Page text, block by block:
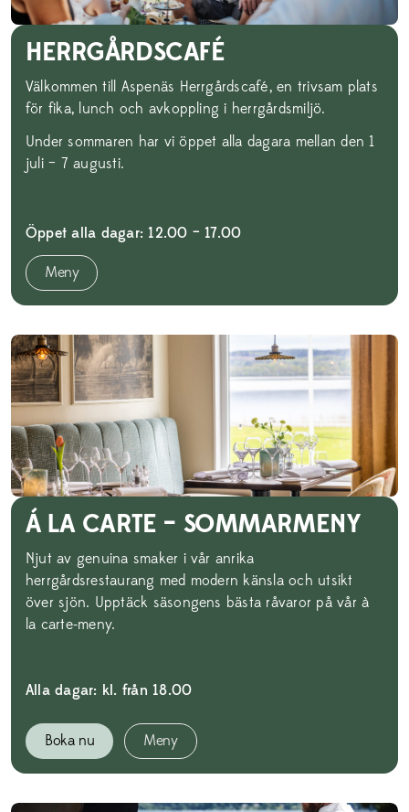
HERRGÅRDSCAFÉ
Välkommen till Aspenäs Herrgårdscafé, en trivsam plats
för fika, lunch och avkoppling i herrgårdsmiljö.
Under sommaren har vi öppet alla dagara mellan den 1
juli – 7 augusti.
Öppet alla dagar: 12.00 – 17.00
Meny
Á LA CARTE – SOMMARMENY
Njut av genuina smaker i vår anrika
herrgårdsrestaurang med modern känsla och utsikt
över sjön. Upptäck säsongens bästa råvaror på vår à
la carte-meny.
Alla dagar: kl. från 18.00
Boka nu Meny